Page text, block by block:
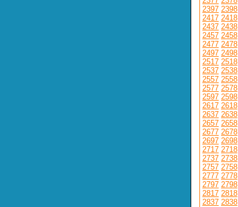
2397 2398
2417 2418
2437 2438
2457 2458
2477 2478
2497 2498
2517 2518
2537 2538
2557 2558
2577 2578
2597 2598
2617 2618
2637 2638
2657 2658
2677 2678
2697 2698
2717 2718
2737 2738
2757 2758
2777 2778
2797 2798
2817 2818
2837 2838